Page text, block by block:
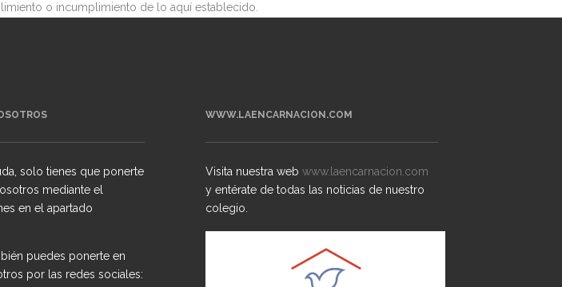
o incumplimiento de lo aquí establecido.
solo tienes que ponerte
mediante el
en el apartado
puedes ponerte en
por las redes sociales:
WWW.LAENCARNACION.COM
Visita nuestra webwww.laencarnacion.com
y entérate de todas las noticias de nuestro
colegio.